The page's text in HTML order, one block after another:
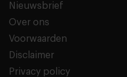
Nieuwsbrief
Over ons
Voorwaarden
Disclaimer
Privacy policy